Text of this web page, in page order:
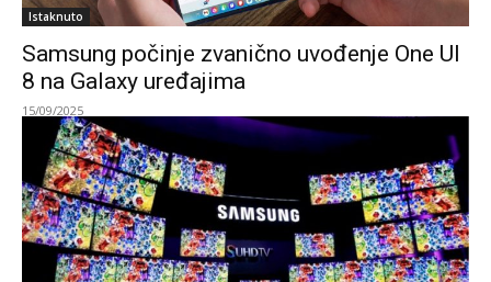
Istaknuto
Samsung počinje zvanično uvođenje One UI
8 na Galaxy uređajima
15/09/2025